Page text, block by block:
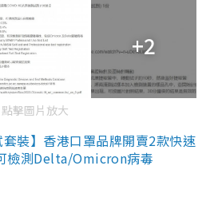
+2
點擊圖片放大
裝】香港口罩品牌開賣2款快速
檢測Delta/Omicron病毒